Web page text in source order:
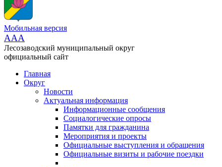
Мобильная версия
AAA
Лесозаводский муниципальный округ
официальный сайт
Главная
Округ
Новости
Актуальная информация
Информационные сообщения
Социалогические опросы
Памятки для гражданина
Мероприятия и проекты
Официальные выступления и обращения
Официальные визиты и рабочие поездки